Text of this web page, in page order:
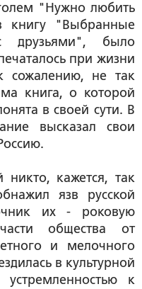
"Нужно любить
книгу "Выбранные
друзьями", было
при жизни
сожалению, не так
книга, о которой
в своей сути. В
высказал свои
никто, кажется, так
язв русской
их - роковую
общества от
и мелочного
в культурной
к